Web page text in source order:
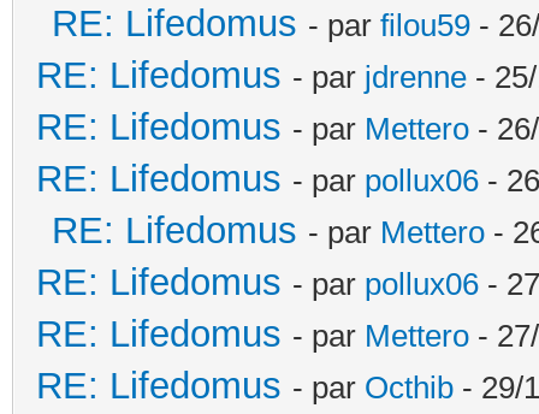
RE: Lifedomus - par filou59 -
RE: Lifedomus - par jdrenne -
RE: Lifedomus - par Mettero -
RE: Lifedomus - par pollux06 -
RE: Lifedomus - par Mettero -
RE: Lifedomus - par pollux06 -
RE: Lifedomus - par Mettero -
RE: Lifedomus - par Octhib - 29/